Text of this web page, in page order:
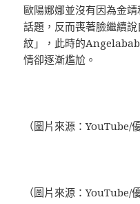
歐陽娜娜並沒有因為金
話題，反而喪著臉繼續
紋」，此時的
情卻逐漸尷尬。
（圖片來源：YouTube/
（圖片來源：YouTube/